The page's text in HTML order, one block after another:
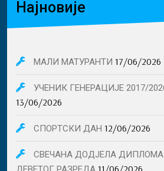
Најновије
МАЛИ МАТУРАНТИ 17/06/2026
УЧЕНИК ГЕНЕРАЦИЈЕ 2017/
13/06/2026
СПОРТСКИ ДАН 12/06/2026
СВЕЧАНА ДОДЈЕЛА